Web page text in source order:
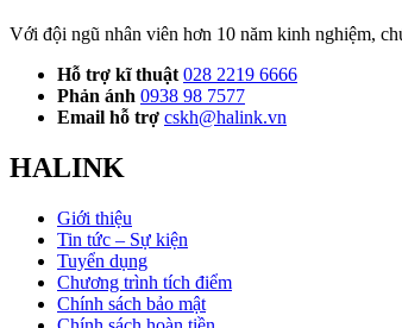
Với đội ngũ nhân viên hơn 10 năm kinh nghiệm,
Hỗ trợ kĩ thuật 028 2219 6666
Phản ánh 0938 98 7577
Email hỗ trợ cskh@halink.vn
HALINK
Giới thiệu
Tin tức – Sự kiện
Tuyển dụng
Chương trình tích điểm
Chính sách bảo mật